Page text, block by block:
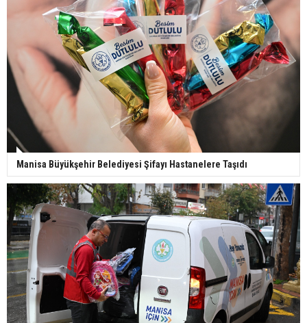
Manisa Büyükşehir Belediyesi Şifayı Hastanelere Taşıdı